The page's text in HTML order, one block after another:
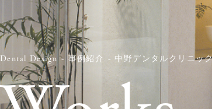
Dental Design 事例紹介 中野デンタルクリニッ